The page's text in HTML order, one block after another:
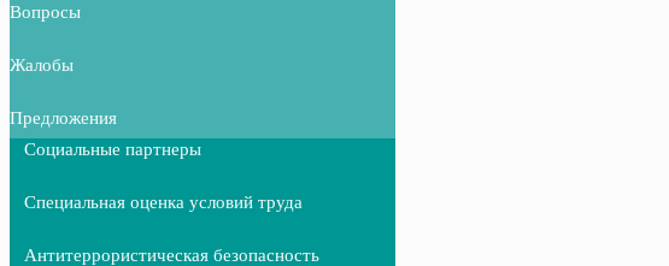
Вопросы
Жалобы
Предложения
Социальные партнеры
Специальная оценка условий труда
Антитеррористическая безопасность